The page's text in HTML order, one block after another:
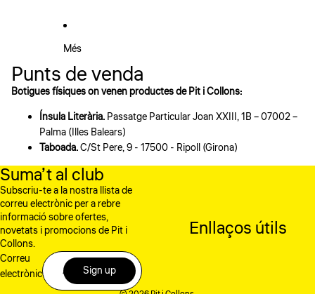
Més
Punts de venda
Botigues físiques on venen productes de Pit i Collons:
Ínsula Literària. Passatge Particular Joan XXIII, 1B – 07002 –
Palma (Illes Balears)
Taboada.C/St Pere, 9 - 17500 - Ripoll (Girona)
Suma’t al club
Subscriu-te a la nostra llista de
correu electrònic per a rebre
informació sobre ofertes,
novetats i promocions de Pit i
Collons.
Correu
electrònic
Sign up
Enllaços útils